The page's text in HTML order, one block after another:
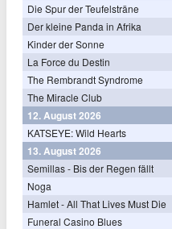
Die Spur der Teufelsträne
Der kleine Panda in Afrika
Kinder der Sonne
La Force du Destin
The Rembrandt Syndrome
The Miracle Club
12. August 2026
KATSEYE: Wild Hearts
13. August 2026
Semillas - Bis der Regen fällt
Noga
Hamlet - All That Lives Must Die
Funeral Casino Blues